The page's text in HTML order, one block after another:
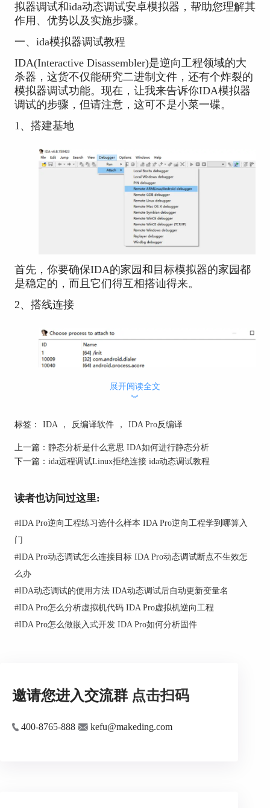
拟器调试和ida动态调试安卓模拟器，帮助您理解其
作用、优势以及实施步骤。
一、ida模拟器调试教程
IDA(Interactive Disassembler)是逆向工程领域的大
杀器，这货不仅能研究二进制文件，还有个炸裂的
模拟器调试功能。现在，让我来告诉你IDA模拟器
调试的步骤，但请注意，这可不是小菜一碟。
1、搭建基地
首先，你要确保IDA的家园和目标模拟器的家园都
是稳定的，而且它们得互相搭讪得来。
2、搭线连接
这一步，就像打电话一样，你得通过IDA的远程调
试功能拨通目标模拟器的号码。
3、断点大作战
展开阅读全文
︾
标签： IDA ， 反编译软件 ， IDA Pro反编译
上一篇： 静态分析是什么意思 IDA如何进行静态分析
下一篇： ida远程调试Linux拒绝连接 ida动态调试教程
读者也访问过这里:
#IDA Pro逆向工程练习选什么样本 IDA Pro逆向工程学到哪算入
门
#IDA Pro动态调试怎么连接目标 IDA Pro动态调试断点不生效怎
么办
#IDA动态调试的使用方法 IDA动态调试后自动更新变量名
#IDA Pro怎么分析虚拟机代码 IDA Pro虚拟机逆向工程
#IDA Pro怎么做嵌入式开发 IDA Pro如何分析固件
邀请您进入交流群 点击扫码
400-8765-888 kefu@makeding.com